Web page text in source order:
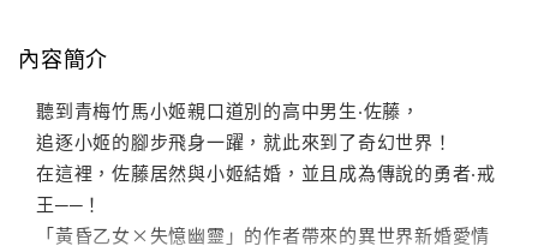
內容簡介
聽到青梅竹馬小姬親口道別的高中男生‧佐藤，
追逐小姬的腳步飛身一躍，就此來到了奇幻世界！
在這裡，佐藤居然與小姬結婚，並且成為傳說的勇者‧戒
王──！
「黃昏乙女×失憶幽靈」的作者帶來的異世界新婚愛情